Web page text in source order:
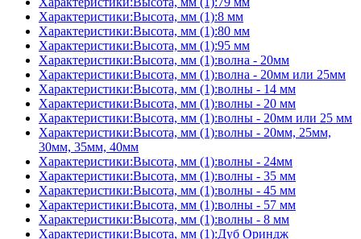
Характеристики:Высота, мм (1):8 мм
Характеристики:Высота, мм (1):80 мм
Характеристики:Высота, мм (1):95 мм
Характеристики:Высота, мм (1):волна - 20мм
Характеристики:Высота, мм (1):волна - 20мм или 25мм
Характеристики:Высота, мм (1):волны - 14 мм
Характеристики:Высота, мм (1):волны - 20 мм
Характеристики:Высота, мм (1):волны - 20мм или 25 мм
Характеристики:Высота, мм (1):волны - 20мм, 25мм,
30мм, 35мм, 40мм
Характеристики:Высота, мм (1):волны - 24мм
Характеристики:Высота, мм (1):волны - 35 мм
Характеристики:Высота, мм (1):волны - 45 мм
Характеристики:Высота, мм (1):волны - 57 мм
Характеристики:Высота, мм (1):волны - 8 мм
Характеристики:Высота, мм (1):Дуб Ориндж